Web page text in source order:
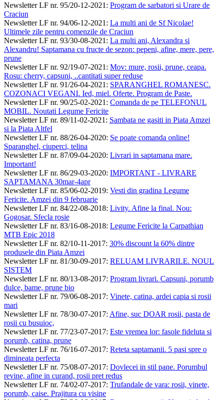
Newsletter LF nr. 95/20-12-2021 : Program de sarbatori si Urare de
Craciun
Newsletter LF nr. 94/06-12-2021 : La multi ani de Sf Nicolae!
Ultimele zile pentru comenzile de Craciun
Newsletter LF nr. 93/30-08-2021 : La multi ani, Alexandra si
Alexandru! Saptamana cu fructe de sezon: pepeni, afine, mere, pere,
prune
Newsletter LF nr. 92/19-07-2021 : Mov: mure, rosii, prune, ceapa.
Rosu: cherry, capsuni, ..cantitati super reduse
Newsletter LF nr. 91/26-04-2021 : SPARANGHEL ROMANESC.
COZONACI VEGANI. Ied, miel. Oferte. Program de Paste.
Newsletter LF nr. 90/25-02-2021 : Comanda de pe TELEFONUL
MOBIL. Noutati Legume Fericite
Newsletter LF nr. 89/11-02-2021 : Sambata ne gasiti in Piata Amzei
si la Piata Altfel
Newsletter LF nr. 88/26-04-2020: Se poate comanda online!
Sparanghel, ciuperci, telina
Newsletter LF nr. 87/09-04-2020: Livrari in saptamana mare.
Important!
Newsletter LF nr. 86/29-03-2020: IMPORTANT - LIVRARE
SAPTAMANA 30mar-4apr
Newsletter LF nr. 85/06-02-2019: Vesti din gradina Legume
Fericite. Amzei din 9 februarie
Newsletter LF nr. 84/22-08-2018: Livity. Afine la final. Nou:
Gogosar. Sfecla rosie
Newsletter LF nr. 83/16-08-2018: Legume Fericite la Carpathian
MTB Epic 2018
Newsletter LF nr. 82/10-11-2017: 30% discount la 60% dintre
produsele din Piata Amzei
Newsletter LF nr. 81/30-09-2017: RELUAM LIVRARILE. NOUL
SISTEM
Newsletter LF nr. 80/13-08-2017: Program livrari. Capsuni, porumb
dulce, bame, prune bio
Newsletter LF nr. 79/06-08-2017: Vinete, catina, ardei capia si rosii
mari
Newsletter LF nr. 78/30-07-2017: Afine, suc DOAR rosii, pasta de
rosii cu busuioc,
Newsletter LF nr. 77/23-07-2017: Este vremea lor: fasole fideluta si
porumb, catina, prune
Newsletter LF nr. 76/16-07-2017: Reteta saptamanii. 5 pasi spre o
dimineata perfecta
Newsletter LF nr. 75/08-07-2017: Dovlecei in stil pane. Porumbul
revine, afine in curand, rosii pret redus
Newsletter LF nr. 74/02-07-2017: Trufandale de vara: rosii, vinete,
porumb, caise. Prajitura cu visine